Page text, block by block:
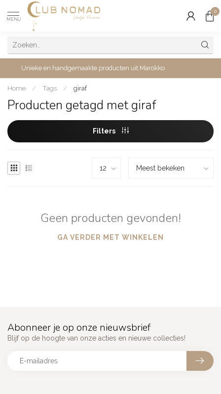
MENU
0
Unieke en handgemaakte producten uit Marokko
Home / Tags / giraf
Producten getagd met giraf
Filters
Geen producten gevonden!
GA VERDER MET WINKELEN
Abonneer je op onze nieuwsbrief
Blijf op de hoogte van onze acties en nieuwe collecties!